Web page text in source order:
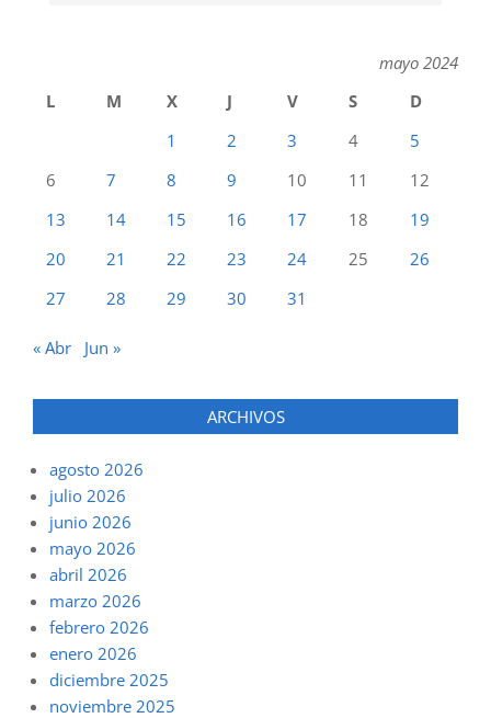
mayo 2024
L
M X J V S
D
1
2 3 4
5
6
7 8 9 10 11
12
13
14 15 16 17 18
19
20
21 22 23 24 25
26
27
28 29 30 31
« Abr Jun »
ARCHIVOS
agosto 2026
julio 2026
junio 2026
mayo 2026
abril 2026
marzo 2026
febrero 2026
enero 2026
diciembre 2025
noviembre 2025